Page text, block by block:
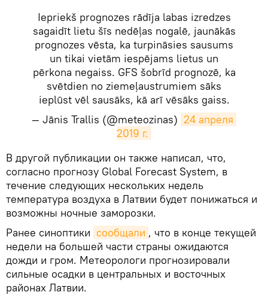
Iepriekš prognozes rādīja labas izredzes
sagaidīt lietu šīs nedēļas nogalē, jaunākās
prognozes vēsta, ka turpināsies sausums
un tikai vietām iespējams lietus un
pērkona negaiss. GFS šobrīd prognozē, ka
svētdien no ziemeļaustrumiem sāks
ieplūst vēl sausāks, kā arī vēsāks gaiss.
— Jānis Trallis (@meteozinas) 24 апреля
2019 г.
​В другой публикации он также написал, что,
согласно прогнозу Global Forecast System, в
течение следующих нескольких недель
температура воздуха в Латвии будет понижаться и
возможны ночные заморозки.
Ранее синоптики сообщали , что в конце текущей
недели на большей части страны ожидаются
дожди и гром. Метеорологи прогнозировали
сильные осадки в центральных и восточных
районах Латвии.